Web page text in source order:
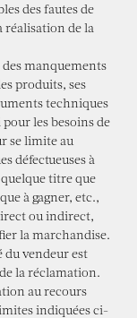
des fautes de
réalisation de la
des manquements
produits, ses
techniques
les besoins de
se limite au
défectueuses à
titre que
à gagner, etc.,
ou indirect,
la marchandise.
vendeur est
la réclamation.
au recours
indiquées ci-